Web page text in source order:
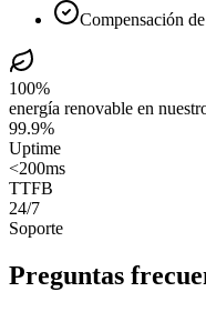
Compensación
100%
energía renovable en
99.9%
Uptime
<200ms
TTFB
24/7
Soporte
Preguntas